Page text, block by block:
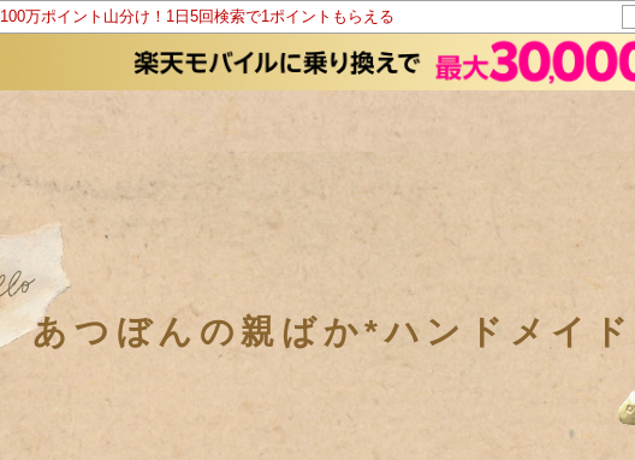
100万ポイント山分け！1日5回検索で1ポイントもらえる
あつぼんの親ばか*ハンドメイ